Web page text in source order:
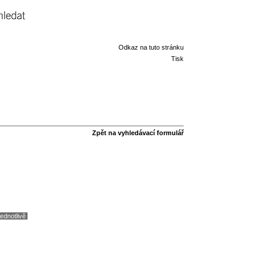
Odkaz na tuto stránku
Tisk
Zpět na vyhledávací formulář